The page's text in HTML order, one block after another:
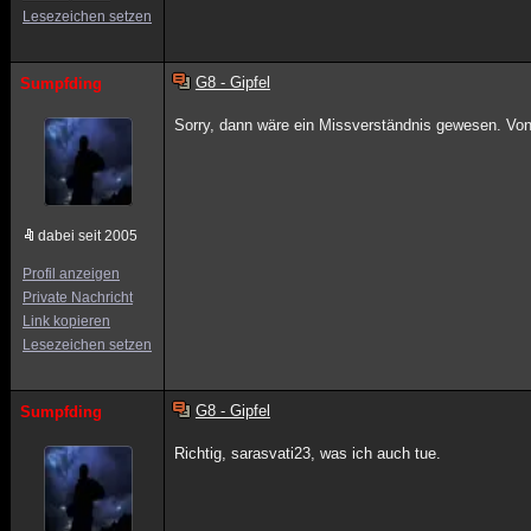
Lesezeichen setzen
Sumpfding
dabei seit 2005
Profil anzeigen
Private Nachricht
Link kopieren
Lesezeichen setzen
G8 - Gipfel
Sorry, dann wäre ein Missverständnis gewesen.
Sumpfding G8 - Gipfel
Richtig, sarasvati23, was ich auch tue.